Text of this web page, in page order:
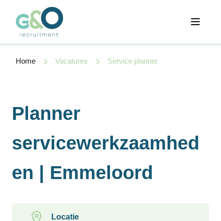
Open
Home Vacatures Service planner
Planner
servicewerkzaamhed
en | Emmeloord
Locatie